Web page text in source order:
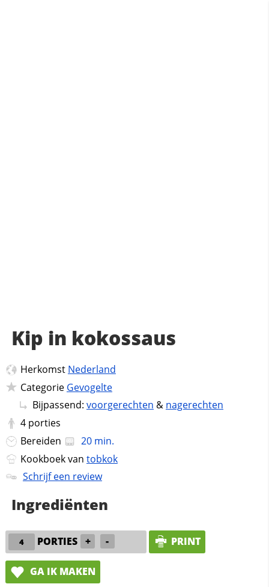
Kip in kokossaus
Herkomst Nederland
Categorie Gevogelte
Bijpassend: voorgerechten & nagerechten
4 porties
Bereiden
20 min.
Kookboek van tobkok
Schrijf een review
Ingrediënten
PORTIES + - PRINT
GA IK MAKEN